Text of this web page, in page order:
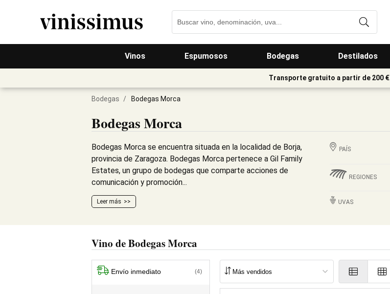
Vinos Espumosos Bodegas Destilados
Transporte gratuito a partir de 200 €
Bodegas / Bodegas Morca
Bodegas Morca
Bodegas Morca se encuentra situada en la localidad de Borja,
provincia de Zaragoza. Bodegas Morca pertenece a Gil Family
Estates, un grupo de bodegas que comparte acciones de
comunicación y promoción...
Leer más
PAÍS
REGIONES
UVAS
Vino de Bodegas Morca
Envío inmediato (4)